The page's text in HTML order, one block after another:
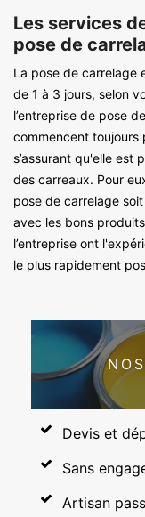
Les services
pose de
La pose de carrelage
de 1 à 3 jours, selon
l’entreprise de pose
commencent toujours
s’assurant qu'elle est
des carreaux. Pour
pose de carrelage
avec les bons
l’entreprise ont
le plus rapidement
Devis et
Sans
Artisan